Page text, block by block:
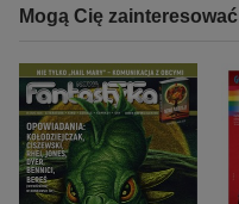
Mogą Cię zainteresować